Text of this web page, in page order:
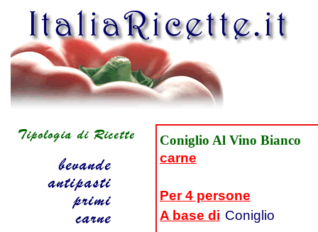
Coniglio Al Vino Bianco
carne
Per 4 persone
A base di Coniglio